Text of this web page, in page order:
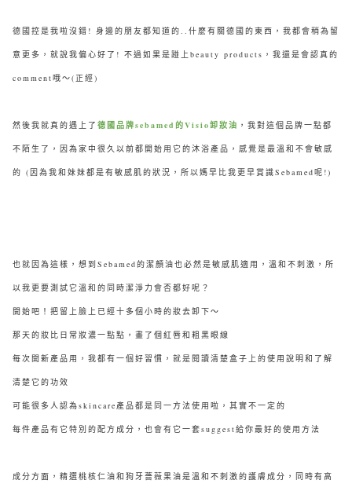
德國控是我啦沒錯! 身邊的朋友都知道的..什麼有關德國的東西，我都會稍為留
意更多，就說我偏心好了! 不過如果是踫上beauty products，我還是會認真的
comment哦～(正經)
然後我就真的遇上了 德國品牌sebamed的Visio卸妝油 ，我對這個品牌一點都
不陌生了，因為家中很久以前都開始用它的沐浴產品，感覺是最溫和不會敏感
的 (因為我和妹妹都是有敏感肌的狀況，所以媽早比我更早賞識Sebamed呢!)
也就因為這樣，想到Sebamed的潔顏油也必然是敏感肌適用，溫和 不刺激，所
以我更要測試它溫和的同時潔淨力會否都好呢？
開始吧！把留上臉上已經十多個小時的妝去卸下～
那天的妝比日常妝濃一點點，畫了個紅唇和粗黑眼線
每次開新產品用，我都有一個好習慣，就是閱讀清楚盒子上的使用說明和了解
清楚它的功效
可能很多人認為skincare產品都是同一方法使用啦，其實不一定的
每件產品有它特別的配方成分，也會有它一套suggest給你最好的使用方法
成分方面，精選桃核仁油和狗牙薔薇果油是溫和不刺激的護膚成分，同時有高